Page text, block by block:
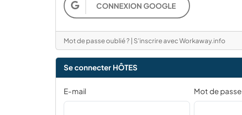
CONNEXION GOOGLE
Mot de passe oublié ? | S'inscrire avec Workaway.info
Se connecter HÔTES
E-mail Mot de passe